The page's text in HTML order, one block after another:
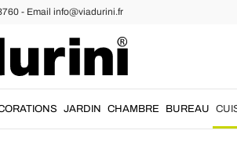
- Email info@viadurini.fr
JARDIN CHAMBRE BUREAU